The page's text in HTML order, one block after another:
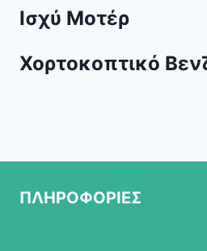
Ισχύ Μοτέρ
Χορτοκοπτικό
ΠΛΗΡΟΦΟΡΙΕΣ